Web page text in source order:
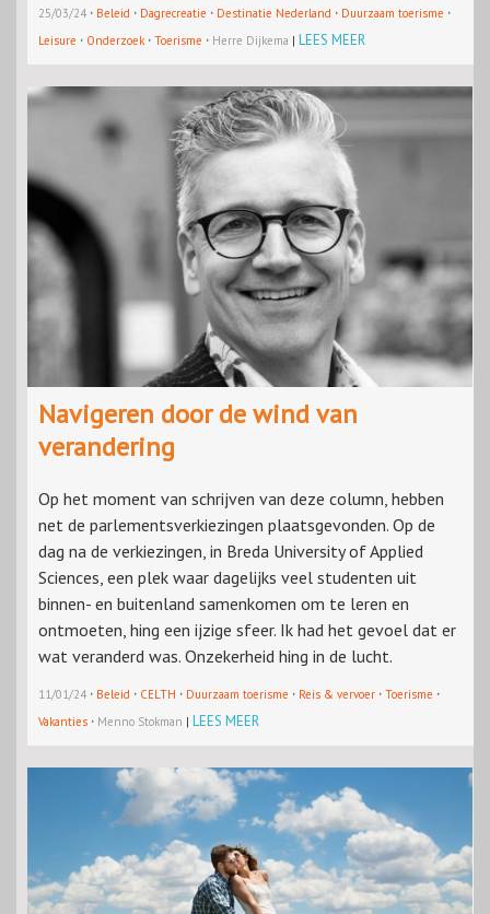
25/03/24 · Beleid · Dagrecreatie · Destinatie Nederland · Duurzaam toerisme ·
Leisure · Onderzoek · Toerisme · Herre Dijkema | LEES MEER
Navigeren door de wind van
verandering
Op het moment van schrijven van deze column, hebben
net de parlementsverkiezingen plaatsgevonden. Op de
dag na de verkiezingen, in Breda University of Applied
Sciences, een plek waar dagelijks veel studenten uit
binnen- en buitenland samenkomen om te leren en
ontmoeten, hing een ijzige sfeer. Ik had het gevoel dat er
wat veranderd was. Onzekerheid hing in de lucht.
11/01/24 · Beleid · CELTH · Duurzaam toerisme · Reis & vervoer · Toerisme ·
Vakanties · Menno Stokman | LEES MEER